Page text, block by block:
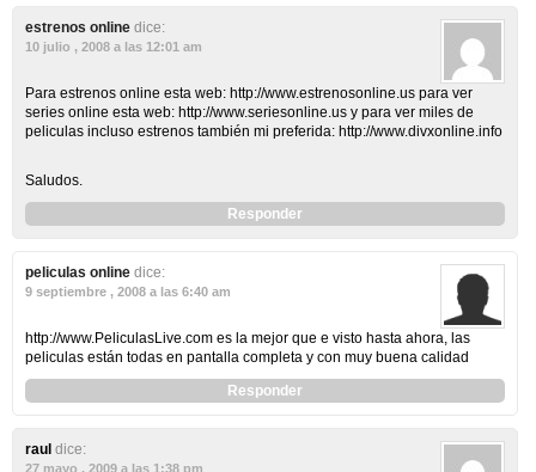
estrenos online dice:
10 julio , 2008 a las 12:01 am
Para estrenos online esta web: http://www.estrenosonline.us para ver
series online esta web: http://www.seriesonline.us y para ver miles de
peliculas incluso estrenos también mi preferida: http://www.divxonline.info
Saludos.
Responder
peliculas online dice:
9 septiembre , 2008 a las 6:40 am
http://www.PeliculasLive.com es la mejor que e visto hasta ahora, las
peliculas están todas en pantalla completa y con muy buena calidad
Responder
raul dice:
27 mayo , 2009 a las 1:38 pm